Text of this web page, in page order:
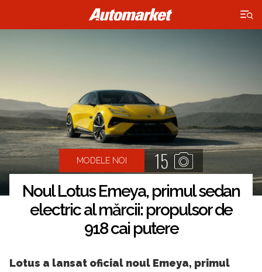
×
MODELE NOI 15
Noul Lotus Emeya, primul sedan
electric al mărcii: propulsor de
918 cai putere
Lotus a lansat oficial noul Emeya, primul